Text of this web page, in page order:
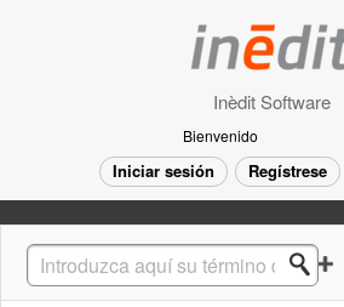
Inèdit Software
Bienvenido
Iniciar sesión Regístrese